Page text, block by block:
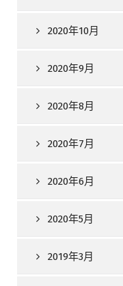
2020年10月
2020年9月
2020年8月
2020年7月
2020年6月
2020年5月
2019年3月